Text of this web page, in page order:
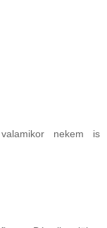
nekem is